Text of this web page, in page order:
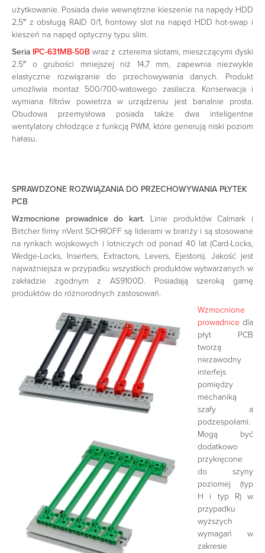
użytkowanie. Posiada dwie wewnętrzne kieszenie na napędy HDD
2,5″ z obsługą RAID 0/1, frontowy slot na napęd HDD hot-swap i
kieszeń na napęd optyczny typu slim.
Seria IPC-631MB-50B wraz z czterema slotami, mieszczącymi dyski
2.5″ o grubości mniejszej niż 14,7 mm, zapewnia niezwykle
elastyczne rozwiązanie do przechowywania danych. Produkt
umożliwia montaż 500/700-watowego zasilacza. Konserwacja i
wymiana filtrów powietrza w urządzeniu jest banalnie prosta.
Obudowa przemysłowa posiada także dwa inteligentne
wentylatory chłodzące z funkcją PWM, które generują niski poziom
hałasu.
SPRAWDZONE ROZWIĄZANIA DO PRZECHOWYWANIA PŁYTEK
PCB
Wzmocnione prowadnice do kart. Linie produktów Calmark i
Birtcher firmy nVent SCHROFF są liderami w branży i są stosowane
na rynkach wojskowych i lotniczych od ponad 40 lat (Card-Locks,
Wedge-Locks, Inserters, Extractors, Levers, Ejestors). Jakość jest
najważniejsza w przypadku wszystkich produktów wytwarzanych w
zakładzie zgodnym z AS9100D. Posiadają szeroką gamę
produktów do różnorodnych zastosowań.
Wzmocnione
prowadnice dla
płyt PCB
tworzą
niezawodny
interfejs
pomiędzy
mechaniką
szafy a
podzespołami.
Mogą być
dodatkowo
przykręcone
do szyny
poziomej (typ
H i typ R) w
przypadku
wyższych
wymagań w
zakresie